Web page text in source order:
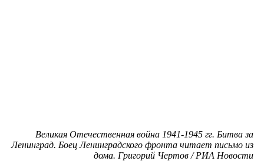
Великая Отечественная война 1941-1945 гг. Битва за
Ленинград. Боец Ленинградского фронта читает письмо из
дома. Григорий Чертов / РИА Новости